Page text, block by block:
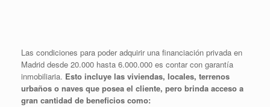
Las condiciones para poder adquirir una financiación privada en
Madrid desde 20.000 hasta 6.000.000 es contar con garantía
inmobiliaria. Esto incluye las viviendas, locales, terrenos
urbaños o naves que posea el cliente, pero brinda acceso a
gran cantidad de beneficios como: